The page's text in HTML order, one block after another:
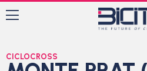
CICLOCROSS